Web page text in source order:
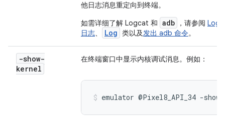
他日志消息重定向到终端。
如需详细了解 Logcat 和 adb ，请参阅
日志、 Log 类以及发出 adb 命令。
-show-
kernel
在终端窗口中显示内核调试消息。例如：
emulator @Pixel8_API_34 -